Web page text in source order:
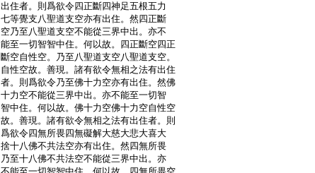
出住者。則爲欲令四正斷四神足五根五力
七等覺支八聖道支空亦有出住。然四正斷
空乃至八聖道支空不能從三界中出。亦不
能至一切智智中住。何以故。四正斷空四正
斷空自性空。乃至八聖道支空八聖道支空。
自性空故。善現。諸有欲令無相之法有出住
者。則爲欲令乃至佛十力空亦有出住。然佛
十力空不能從三界中出。亦不能至一切智
智中住。何以故。佛十力空佛十力空自性空
故。善現。諸有欲令無相之法有出住者。則
爲欲令四無所畏四無礙解大慈大悲大喜大
捨十八佛不共法空亦有出住。然四無所畏
乃至十八佛不共法空不能從三界中出。亦